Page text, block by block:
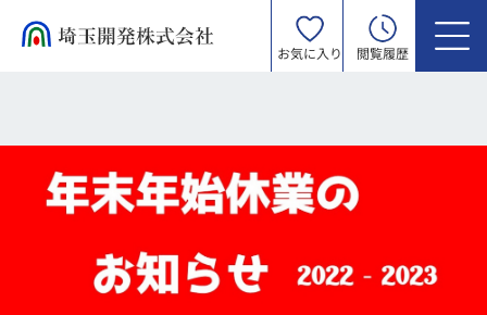
お気に入り 閲覧履歴